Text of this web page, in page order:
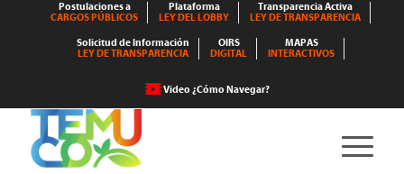
Postulaciones a
CARGOS PÚBLICOS
Plataforma
LEY DEL LOBBY
Transparencia Activa
LEY DE TRANSPARENCIA
Solicitud de Información
LEY DE TRANSPARENCIA
OIRS
DIGITAL
MAPAS
INTERACTIVOS
Video ¿Cómo Navegar?